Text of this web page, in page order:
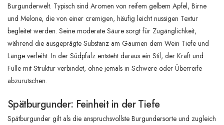
Burgunderwelt. Typisch sind Aromen von reifem gelbem Apfel, Birne
und Melone, die von einer cremigen, häufig leicht nussigen Textur
begleitet werden. Seine moderate Säure sorgt für Zugänglichkeit,
während die ausgeprägte Substanz am Gaumen dem Wein Tiefe und
Länge verleiht. In der Südpfalz entsteht daraus ein Stil, der Kraft und
Fülle mit Struktur verbindet, ohne jemals in Schwere oder Überreife
abzurutschen.
Spätburgunder: Feinheit in der Tiefe
Spätburgunder gilt als die anspruchsvollste Burgundersorte und zugleich